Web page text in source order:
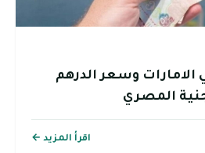
وسعر الدرهم
المصري
اقرأ المزيد ←